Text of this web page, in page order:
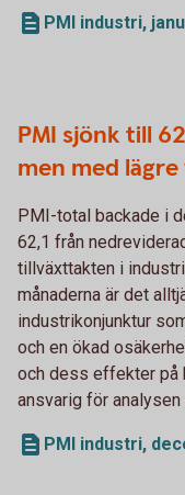
PMI industri,
PMI sjönk till
men med
PMI-total backade i
62,1 från
tillväxttakten i
månaderna är det
industrikonjunktur
och en ökad
och dess effekter på
ansvarig för
PMI industri,